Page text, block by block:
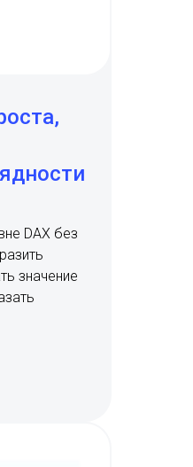
DAX без
значение